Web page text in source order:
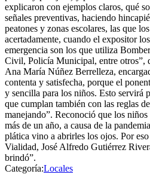
explicaron con ejemplos claros, qué
señales preventivas, haciendo
peatones y zonas escolares, las que
acertadamente, cuando el expositor
emergencia son los que utiliza
Civil, Policía Municipal, entre otros”,
Ana María Núñez Berrelleza,
contenta y satisfecha, porque el
y sencilla para los niños. Esto servirá
que cumplan también con las reglas
manejando”. Reconoció que los niños
más de un año, a causa de la
plática vino a abrirles los ojos. Por
Vialidad, José Alfredo Gutiérrez
brindó”.
Categoría:Locales